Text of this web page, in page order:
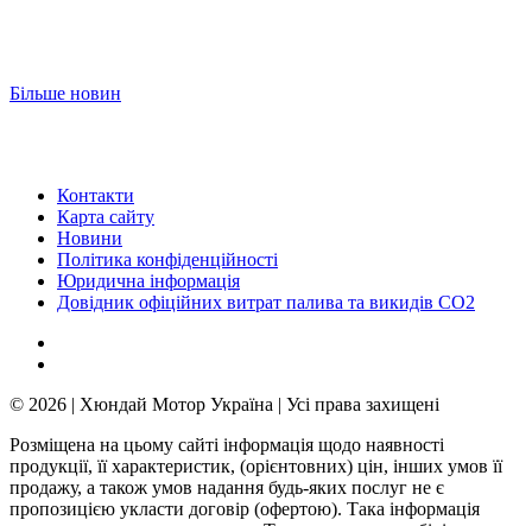
Більше новин
Контакти
Карта сайту
Новини
Політика конфіденційності
Юридична інформація
Довідник офіційних витрат палива та викидів СО2
© 2026 | Хюндай Мотор Україна | Усі права захищені
Розміщена на цьому сайті інформація щодо наявності
продукції, її характеристик, (орієнтовних) цін, інших умов її
продажу, а також умов надання будь-яких послуг не є
пропозицією укласти договір (офертою). Така інформація